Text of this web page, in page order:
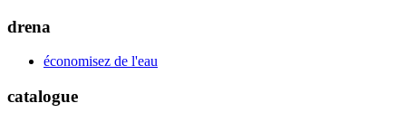
drena
économisez de l'eau
catalogue